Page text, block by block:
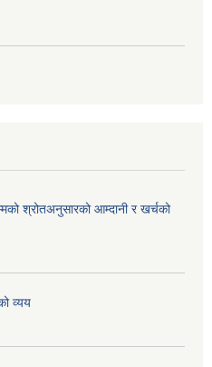
श्रोतअनुसारको आम्दानी र खर्चको
व्यय